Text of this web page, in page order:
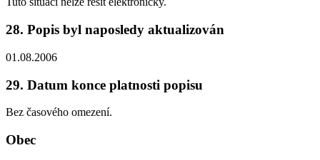
28. Popis byl naposledy aktualizován
01.08.2006
29. Datum konce platnosti popisu
Bez časového omezení.
Obec